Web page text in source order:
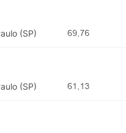
(SP)
(SP)